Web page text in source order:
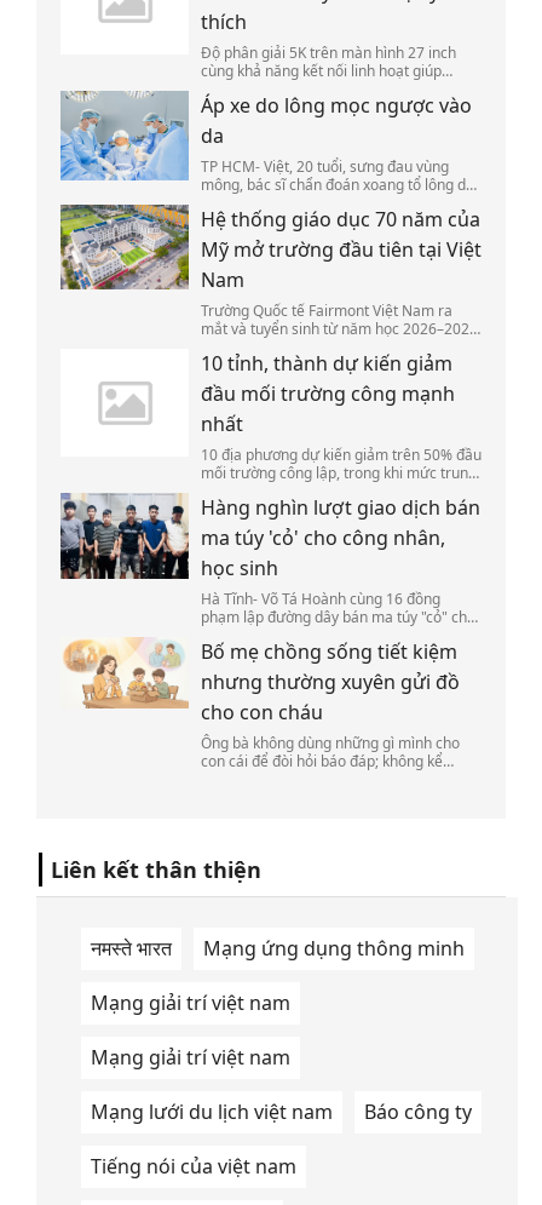
thích
Độ phân giải 5K trên màn hình 27 inch
cùng khả năng kết nối linh hoạt giúp
Samsung ViewFinity S8 S80HF 5K chiến
thắng ở số bình chọn đầu tiên của Sản
phẩm tôi yêu 2026.
Áp xe do lông mọc ngược vào
da
TP HCM- Việt, 20 tuổi, sưng đau vùng
mông, bác sĩ chẩn đoán xoang tổ lông do
Hệ thống giáo dục 70 năm của
Mỹ mở trường đầu tiên tại Việt
Nam
Trường Quốc tế Fairmont Việt Nam ra
mắt và tuyển sinh từ năm học 2026–2027,
Fairmont Schools tại Việt Nam và Đông
Nam Á.
10 tỉnh, thành dự kiến giảm
đầu mối trường công mạnh
nhất
10 địa phương dự kiến giảm trên 50% đầu
mối trường công lập, trong khi mức trung
17.350 trường.
Hàng nghìn lượt giao dịch bán
ma túy 'cỏ' cho công nhân,
học sinh
Hà Tĩnh- Võ Tá Hoành cùng 16 đồng
phạm lập đường dây bán ma túy "cỏ" cho
dịch hơn 9.000 lượt qua tài khoản với hơn
10 tỷ đồng.
Bố mẹ chồng sống tiết kiệm
nhưng thường xuyên gửi đồ
cho con cháu
Ông bà không dùng những gì mình cho
con cái để đòi hỏi báo đáp; không kể
Liên kết thân thiện
नमस्ते भारत Mạng ứng dụng thông minh
Mạng giải trí việt nam
Mạng giải trí việt nam
Mạng lưới du lịch việt nam Báo công ty
Tiếng nói của việt nam